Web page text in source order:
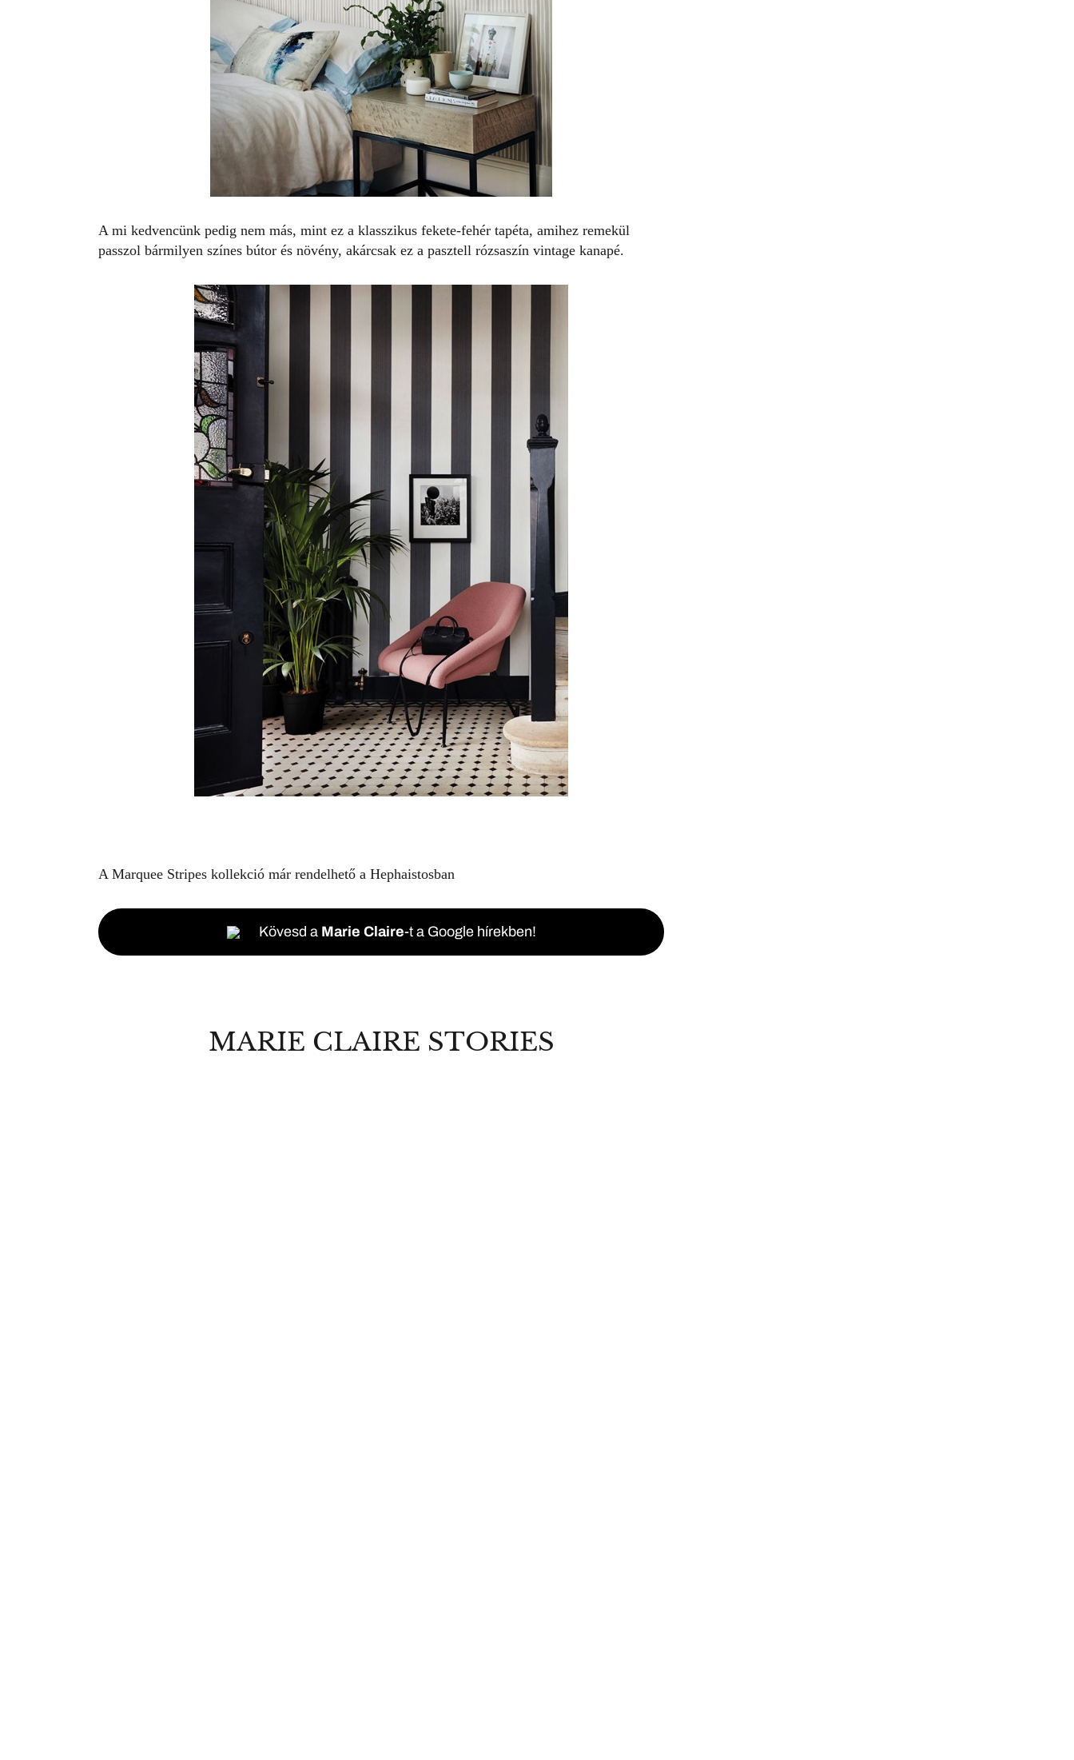
A mi kedvencünk pedig nem más, mint ez a klasszikus fekete-fehér tapéta, amihez remekül
passzol bármilyen színes bútor és növény, akárcsak ez a pasztell rózsaszín vintage kanapé.
A Marquee Stripes kollekció már rendelhető a Hephaistosban
Kövesd a Marie Claire-t a Google hírekben!
MARIE CLAIRE STORIES